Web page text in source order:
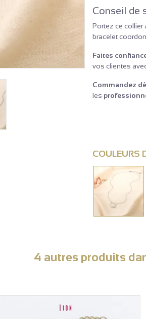
Conseil de
Portez ce collier
bracelet
Faites
vos clientes
Commandez
les
COULEURS
4 autres produits